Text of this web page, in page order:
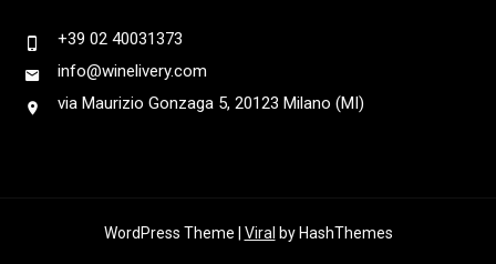
+39 02 40031373
info@winelivery.com
via Maurizio Gonzaga 5, 20123 Milano (MI)
WordPress Theme | Viral by HashThemes